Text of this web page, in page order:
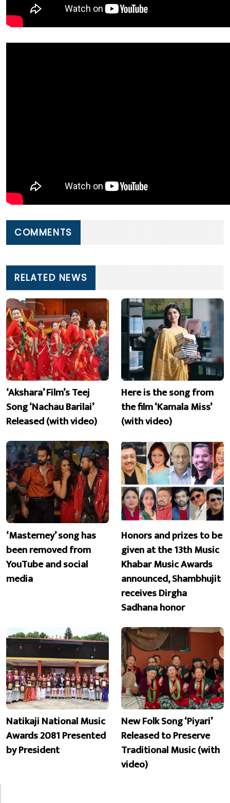
COMMENTS
RELATED NEWS
‘Akshara’ Film’s Teej
Song ‘Nachau Barilai’
Released (with video)
Here is the song from
the film ‘Kamala Miss’
(with video)
‘Masterney’ song has
been removed from
YouTube and social
media
Honors and prizes to be
given at the 13th Music
Khabar Music Awards
announced, Shambhujit
receives Dirgha
Sadhana honor
Natikaji National Music
Awards 2081 Presented
by President
New Folk Song ‘Piyari’
Released to Preserve
Traditional Music (with
video)